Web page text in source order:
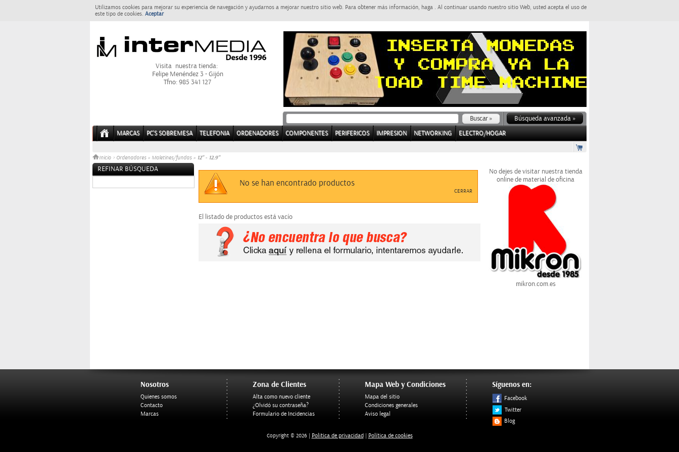
Utilizamos cookies para mejorar su experiencia de navegación y ayudarnos a mejorar nuestro sitio web. Para obtener más información, haga . Al continuar usando nuestro sitio Web, usted acepta el uso de
este tipo de cookies. Aceptar
Visita nuestra tienda:
Felipe Menéndez 3 - Gijón
Tfno: 985 341 127
Búsqueda avanzada »
MARCAS PC'S SOBREMESA TELEFONIA ORDENADORES COMPONENTES PERIFERICOS IMPRESION NETWORKING ELECTRO/HOGAR
Inicio > Ordenadores » Maletines/fundas » 12" - 12.9"
REFINAR BÚSQUEDA
No se han encontrado productos
CERRAR
El listado de productos está vacío
No dejes de visitar nuestra tienda
online de material de oficina
mikron.com.es
Nosotros
Quienes somos
Contacto
Marcas
Zona de Clientes
Alta como nuevo cliente
¿Olvidó su contraseña?
Formulario de Incidencias
Mapa Web y Condiciones
Mapa del sitio
Condiciones generales
Aviso legal
Síguenos en:
Facebook
Twitter
Blog
Copyright © 2026 | Politica de privacidad Política de cookies